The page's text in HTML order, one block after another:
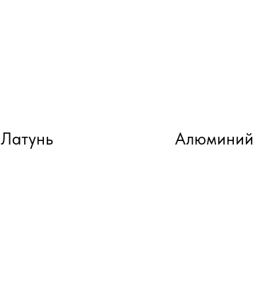
Латунь Алюминий